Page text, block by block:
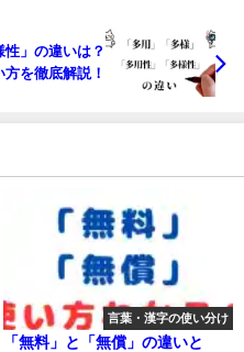
性」の違いは？
を徹底解説！
言葉・漢字の使い分け
「無料」と「無償」の違いと